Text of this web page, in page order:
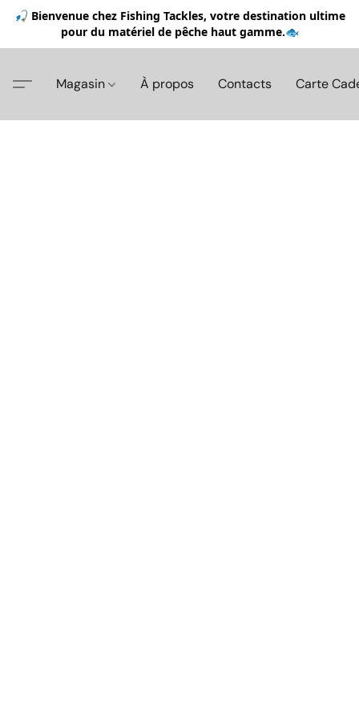
🎣 Bienvenue chez Fishing Tackles, votre destination ultime
pour du matériel de pêche haut gamme.🐟
Magasin À propos Contacts Carte